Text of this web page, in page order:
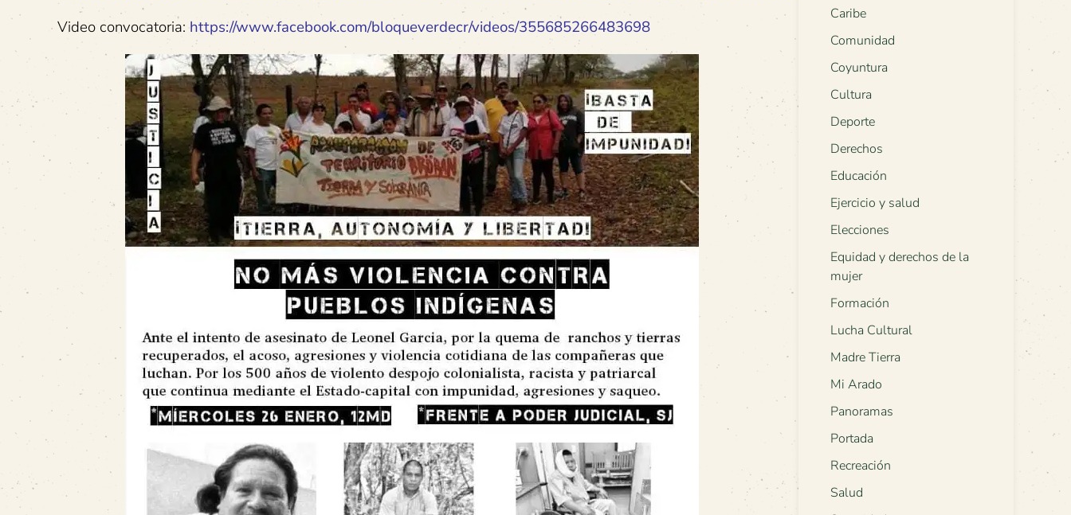
Video convocatoria:https://www.facebook.com/bloqueverdecr/videos/355685266483698
Caribe
Comunidad
Coyuntura
Cultura
Deporte
Derechos
Educación
Ejercicio y salud
Elecciones
Equidad y derechos de la
mujer
Formación
Lucha Cultural
Madre Tierra
Mi Arado
Panoramas
Portada
Recreación
Salud